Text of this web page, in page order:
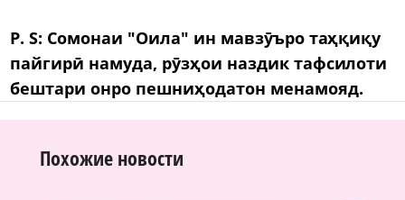
P. S: Сомонаи "Оила" ин мавзӯъро таҳқиқу
пайгирӣ намуда, рӯзҳои наздик тафсилоти
бештари онро пешниҳодатон менамояд.
Похожие новости